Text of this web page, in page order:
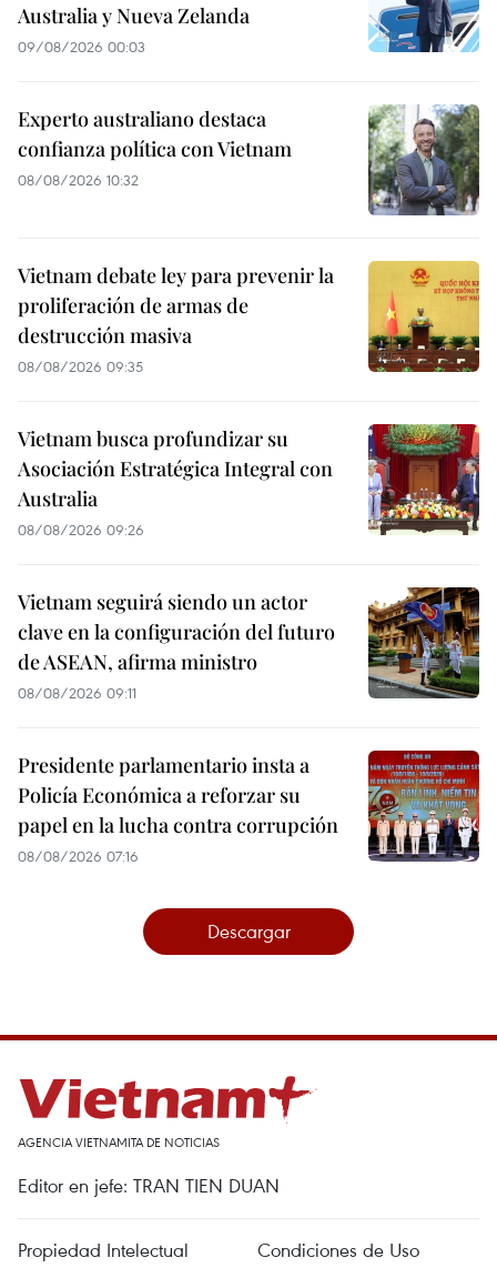
Australia y Nueva Zelanda
09/08/2026 00:03
Experto australiano destaca
confianza política con Vietnam
08/08/2026 10:32
Vietnam debate ley para prevenir la
proliferación de armas de
destrucción masiva
08/08/2026 09:35
Vietnam busca profundizar su
Asociación Estratégica Integral con
Australia
08/08/2026 09:26
Vietnam seguirá siendo un actor
clave en la configuración del futuro
de ASEAN, afirma ministro
08/08/2026 09:11
Presidente parlamentario insta a
Policía Económica a reforzar su
papel en la lucha contra corrupción
08/08/2026 07:16
Descargar
AGENCIA VIETNAMITA DE NOTICIAS
Editor en jefe: TRAN TIEN DUAN
Propiedad Intelectual
Condiciones de Uso